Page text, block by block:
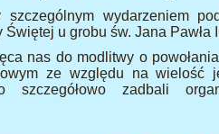
wydarzeniem
u grobu św. Jana Pawła
nas do modlitwy o
ze względu na wielość
zadbali